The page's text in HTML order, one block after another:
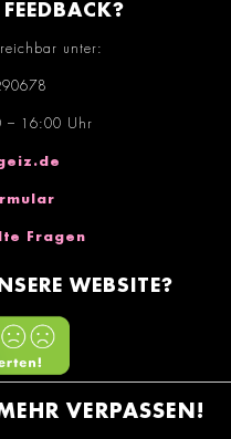
unter:
– 16:00 Uhr
Fragen
WEBSITE?
VERPASSEN!